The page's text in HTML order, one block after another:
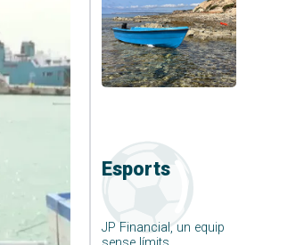
Esports
JP Financial, un equip